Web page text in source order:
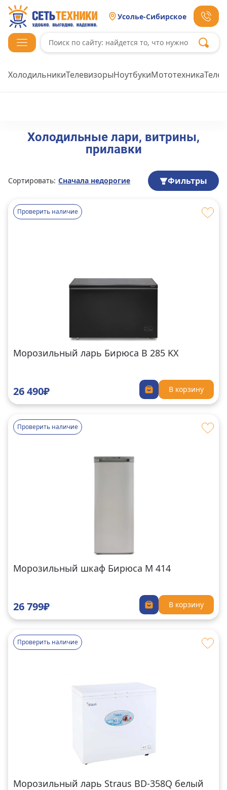
Усолье-Сибирское
ХолодильникиТелевизорыНоутбукиМототехника
Холодильные лари, витрины,
прилавки
Сортировать: Сначала недорогие Фильтры
Проверить наличие
Морозильный ларь Бирюса B 285 KX
26 490₽ В корзину
Проверить наличие
Морозильный шкаф Бирюса M 414
26 799₽ В корзину
Проверить наличие
Морозильный ларь Straus BD-358Q белый